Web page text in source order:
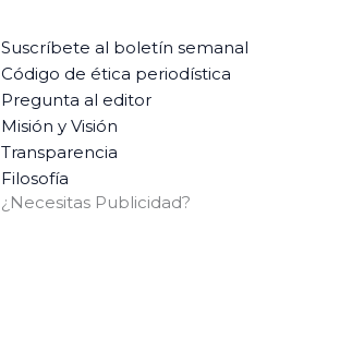
Suscríbete al boletín semanal
Código de ética periodística
Pregunta al editor
Misión y Visión
Transparencia
Filosofía
¿Necesitas Publicidad?